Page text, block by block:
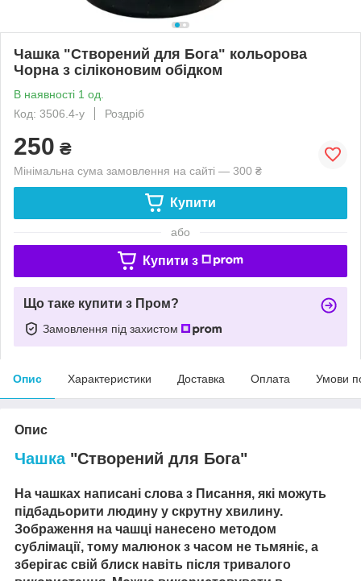
Чашка "Створений для Бога" кольорова
Чорна з сіліконовим обідком
В наявності 1 од.
Код: 3506.4-у
Роздріб
250 ₴
Мінімальна сума замовлення на сайті — 300 ₴
Купити
або
Купити з
Що таке купити з Пром?
Замовлення під захистом
Опис Характеристики Доставка Оплата Умови
Опис
Чашка"Створений для Бога"
На чашках написані слова з Писання, які можуть
підбадьорити людину у скрутну хвилину.
Зображення на чашці нанесено методом
сублімації, тому малюнок з часом не тьмяніє, а
зберігає свій блиск навіть після тривалого